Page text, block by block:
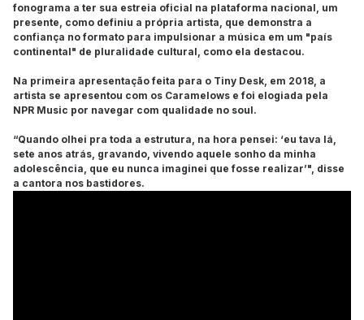
fonograma a ter sua estreia oficial na plataforma nacional, um
presente, como definiu a própria artista, que demonstra a
confiança no formato para impulsionar a música em um "país
continental" de pluralidade cultural, como ela destacou.
Na primeira apresentação feita para o Tiny Desk, em 2018, a
artista se apresentou com os Caramelows e foi elogiada pela
NPR Music por navegar com qualidade no soul.
“Quando olhei pra toda a estrutura, na hora pensei: ‘eu tava lá,
sete anos atrás, gravando, vivendo aquele sonho da minha
adolescência, que eu nunca imaginei que fosse realizar’", disse
a cantora nos bastidores.